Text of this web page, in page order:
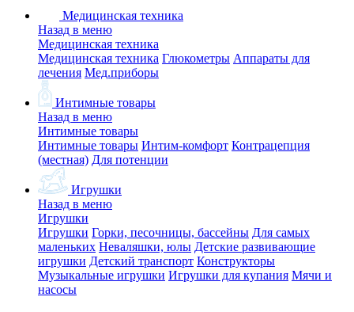
Медицинская техника
Назад в меню
Медицинская техника
Медицинская техника Глюкометры Аппараты для
лечения Мед.приборы
Интимные товары
Назад в меню
Интимные товары
Интимные товары Интим-комфорт Контрацепция
(местная) Для потенции
Игрушки
Назад в меню
Игрушки
Игрушки Горки, песочницы, бассейны Для самых
маленьких Неваляшки, юлы Детские развивающие
игрушки Детский транспорт Конструкторы
Музыкальные игрушки Игрушки для купания Мячи и
насосы